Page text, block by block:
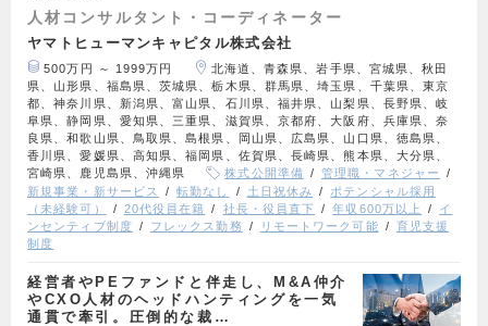
人材コンサルタント・コーディネーター
ヤマトヒューマンキャピタル株式会社
500万円 ～ 1999万円
北海道、青森県、岩手県、宮城県、秋田
県、山形県、福島県、茨城県、栃木県、群馬県、埼玉県、千葉県、東京
都、神奈川県、新潟県、富山県、石川県、福井県、山梨県、長野県、岐
阜県、静岡県、愛知県、三重県、滋賀県、京都府、大阪府、兵庫県、奈
良県、和歌山県、鳥取県、島根県、岡山県、広島県、山口県、徳島県、
香川県、愛媛県、高知県、福岡県、佐賀県、長崎県、熊本県、大分県、
宮崎県、鹿児島県、沖縄県
株式公開準備
管理職・マネジャー
新規事業・新サービス
転勤なし 土日祝休み
ポテンシャル採用
（未経験可）
20代役員在籍 社長・役員直下 年収600万以上
イ
ンセンティブ制度
フレックス勤務 リモートワーク可能
育児支援
制度
経営者やPEファンドと伴走し、M&A仲介
やCXO人材のヘッドハンティングを一気
通貫で牽引。圧倒的な裁…